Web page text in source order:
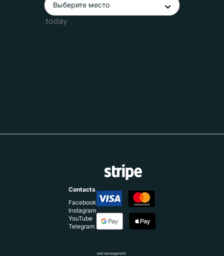
Выберите место
Contacts
Facebook
Instagram
YouTube
Telegram